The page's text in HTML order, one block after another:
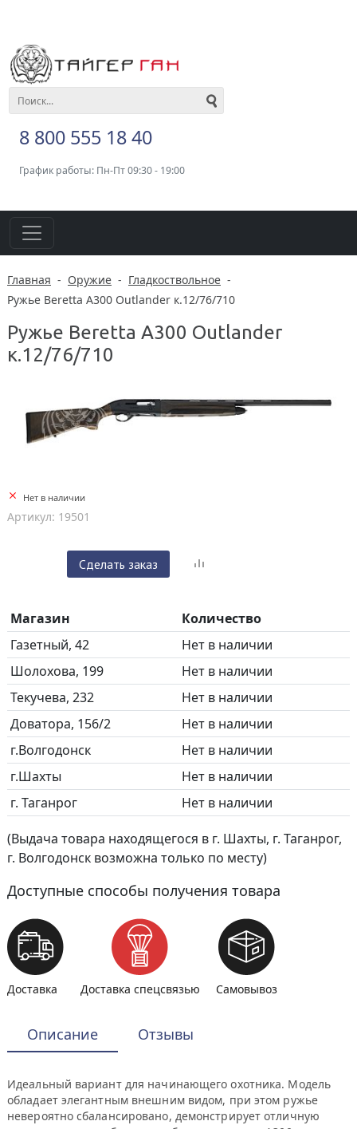
8 800 555 18 40
График работы: Пн-Пт 09:30 - 19:00
Главная - Оружие - Гладкоствольное -
Ружье Beretta A300 Outlander к.12/76/710
Ружье Beretta A300 Outlander
к.12/76/710
Нет в наличии
Артикул: 19501
Сделать заказ
Магазин
Количество
Газетный, 42
Нет в наличии
Шолохова, 199
Нет в наличии
Текучева, 232
Нет в наличии
Доватора, 156/2
Нет в наличии
г.Волгодонск
Нет в наличии
г.Шахты
Нет в наличии
г. Таганрог
Нет в наличии
(Выдача товара находящегося в г. Шахты, г. Таганрог,
г. Волгодонск возможна только по месту)
Доступные способы получения товара
Доставка Доставка спецсвязью Самовывоз
Описание Отзывы
Идеальный вариант для начинающего охотника. Модель
обладает элегантным внешним видом, при этом ружье
невероятно сбалансировано, демонстрирует отличную